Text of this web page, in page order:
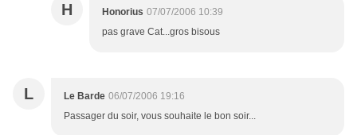
H Honorius 07/07/2006 10:39
pas grave Cat...gros bisous
L Le Barde 06/07/2006 19:16
Passager du soir, vous souhaite le bon soir...